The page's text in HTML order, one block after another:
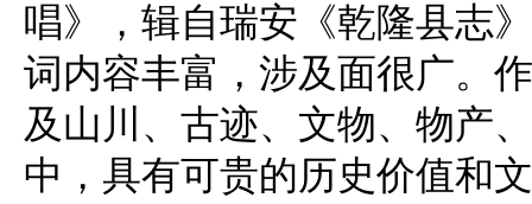
唱》，辑自瑞安《乾隆县志
词内容丰富，涉及面很广。
及山川、古迹、文物、物产
中，具有可贵的历史价值和